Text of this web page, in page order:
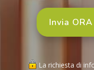
La richiesta di